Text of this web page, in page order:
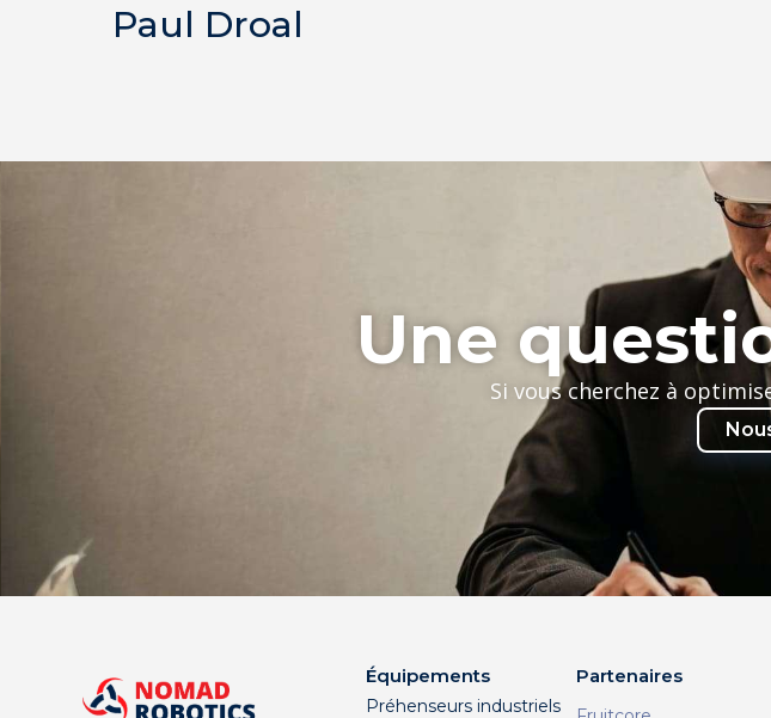
Paul Droal
Une
Si vous cherchez à
Équipements
Préhenseurs industriels
Partenaires